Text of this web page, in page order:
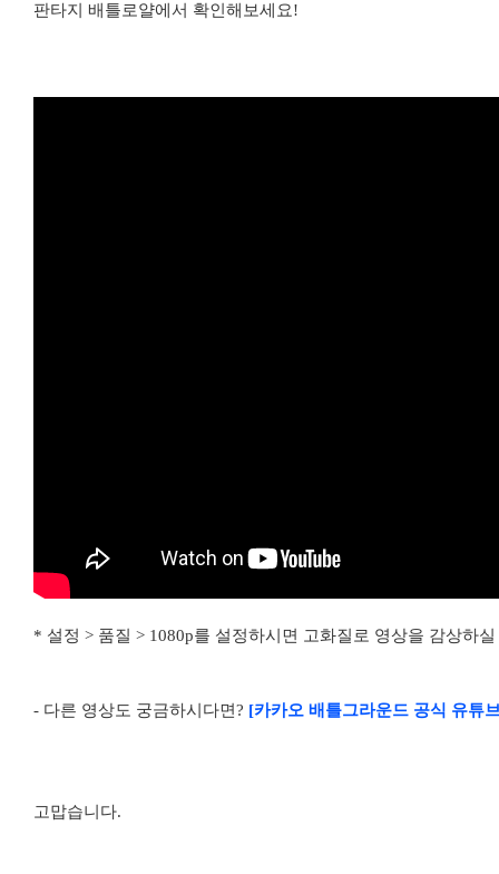
판타지 배틀로얄에서 확인해보세요!
* 설정 > 품질 > 1080p를 설정하시면 고화질로 영상을 감상하
- 다른 영상도 궁금하시다면? [카카오 배틀그라운드 공식 유튜
고맙습니다.